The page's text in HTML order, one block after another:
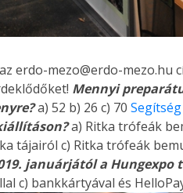
erdo-mezo@erdo-mezo.hu
Mennyi
a) 52 b) 26 c) 70
a) Ritka trófeák
tájairól c) Ritka trófeák
januárjától a Hungexpo
c) bankkártyával és